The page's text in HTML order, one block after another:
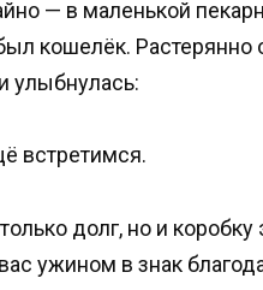
— в маленькой
кошелёк. Растерянно
улыбнулась:
встретимся.
долг, но и коробку
ужином в знак